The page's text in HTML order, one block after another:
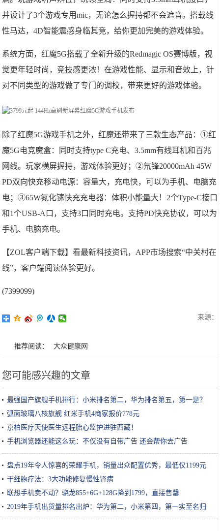
并设计了3个游戏专用mic，无论怎么握持都不会遮音。搭载线
性马达，4D智能震感身临其竞，给你更加完美的游戏体验。
系统方面，红魔5G搭载了全新升级的Redmagic OS赛博版，视
觉更年轻时尚，竞技感更浓！在游戏性能、显示和音效上，针
对不同类型的游戏做了专门的调校，带来更好的游戏体验。
除了红魔5G游戏手机之外，红魔还带来了三款生态产品：①红
魔5G电竞魔盒：同时支持type C充电、3.5mm有线耳机和百兆
网线。玩家横屏握持，游戏体验更好；②氘锋20000mAh 45W
PD双向快充移动电源：容量大，充电快，可以为手机、电脑充
电；③65W氮化镓快充充电器：体积小能量大！2个Type-C接口
和1个USB-A口，支持3口同时充电。支持PD快充协议，可以为
手机、电脑充电。
【ZOL客户端下载】看最新科技资讯，APP市场搜索“中关村在
线”，客户端阅读体验更好。
(7399099)
来源：
推荐阅读： 大众健康网
您可能感兴趣的文章
最强国产旗舰手机排行：小米排名第二，华为排名第五，第一是？
弧面玻璃八核旗舰 红米手机4商家报价778元
京柏医疗天使医生远程胎心监护进驻西藏！
手机浏览器还能这么玩：不仅没有自带广告 还会帮你去广告
盘点19年令人惊喜的荣耀手机，销量出众配置优秀，最低仅1199元
干细胞疗法：3大功能修复慢性肾病
联想手机卖不动？骁龙855+6G+128G降到1799，直接售罄
2019年手机出货量排名出炉：华为第二，小米第四，第一实至名归